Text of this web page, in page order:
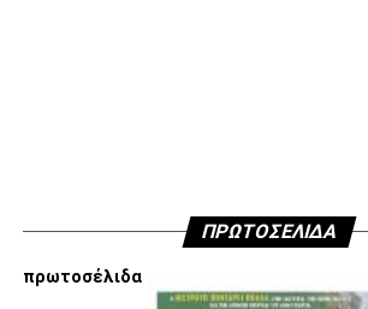
ΠΡΩΤΟΣΕΛΙΔΑ
πρωτοσέλιδα